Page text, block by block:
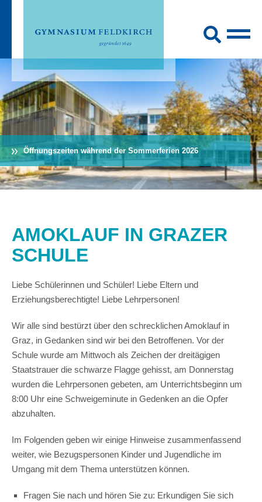
Öffnungszeiten während der Sommerferien 2026
AMOKLAUF IN GRAZER
SCHULE
Liebe Schülerinnen und Schüler! Liebe Eltern und
Erziehungsberechtigte! Liebe Lehrpersonen!
Wir alle sind bestürzt über den schrecklichen Amoklauf in
Graz, in Gedanken sind wir bei den Betroffenen. Vor der
Schule wurde am Mittwoch als Zeichen der dreitägigen
Staatstrauer die schwarze Flagge gehisst, am Donnerstag
wurden die Lehrpersonen gebeten, am Unterrichtsbeginn um
8:00 Uhr eine Schweigeminute in Gedenken an die Opfer
abzuhalten.
Im Folgenden geben wir einige Hinweise zusammenfassend
weiter, wie Bezugspersonen Kinder und Jugendliche im
Umgang mit dem Thema unterstützen können.
Fragen Sie nach und hören Sie zu: Erkundigen Sie sich